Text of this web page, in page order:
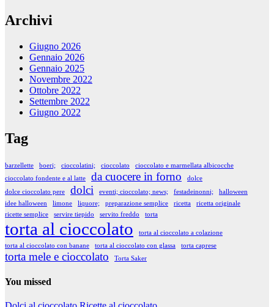
Archivi
Giugno 2026
Gennaio 2026
Gennaio 2025
Novembre 2022
Ottobre 2022
Settembre 2022
Giugno 2022
Tag
barzellette boeri; cioccolatini; cioccolato
cioccolato e marmellata albicocche
cioccolato fondente e al latte
da cuocere in forno
dolce
dolce cioccolato pere
dolci eventi; cioccolato; news; festadeinonni;
halloween
idee halloween
limone liquore; preparazione semplice ricetta
ricetta originale
ricette semplice
servire tiepido servito freddo torta
torta al cioccolato
torta al cioccolato a colazione
torta al cioccolato con banane
torta al cioccolato con glassa torta caprese
torta mele e cioccolato Torta Saker
You missed